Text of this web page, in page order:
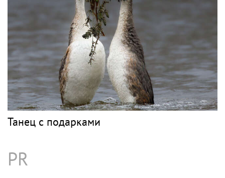
Танец с подарками
PR